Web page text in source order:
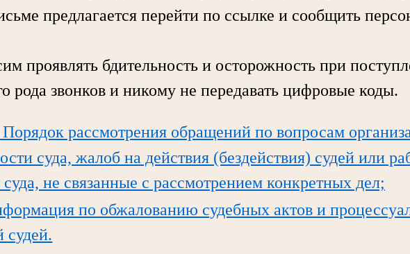
предлагается перейти по ссылке и сообщить
бдительность и осторожность при
рода звонков и никому не передавать цифровые коды.
рассмотрения обращений по вопросам
суда, жалоб на действия (бездействия) судей или
суда, не связанные с рассмотрением конкретных дел;
по обжалованию судебных актов и
судей.